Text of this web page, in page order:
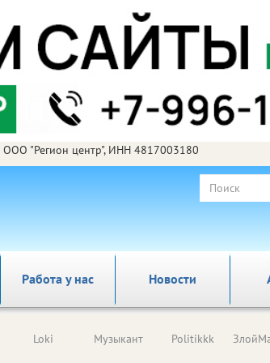
ООО "Регион центр", ИНН 4817003180
Работа у нас Новости
Loki Музыкант Politikkk